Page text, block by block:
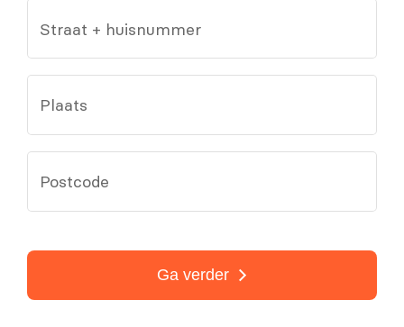
Straat + huisnummer
Plaats
Postcode
Ga verder